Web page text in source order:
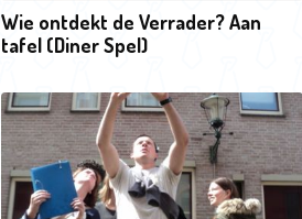
Wie ontdekt de Verrader? Aan
tafel (Diner Spel)